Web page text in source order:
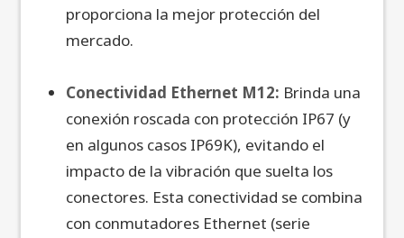
proporciona la mejor protección del
mercado.
Conectividad Ethernet M12: Brinda una
conexión roscada con protección IP67 (y
en algunos casos IP69K), evitando el
impacto de la vibración que suelta los
conectores. Esta conectividad se combina
con conmutadores Ethernet (serie